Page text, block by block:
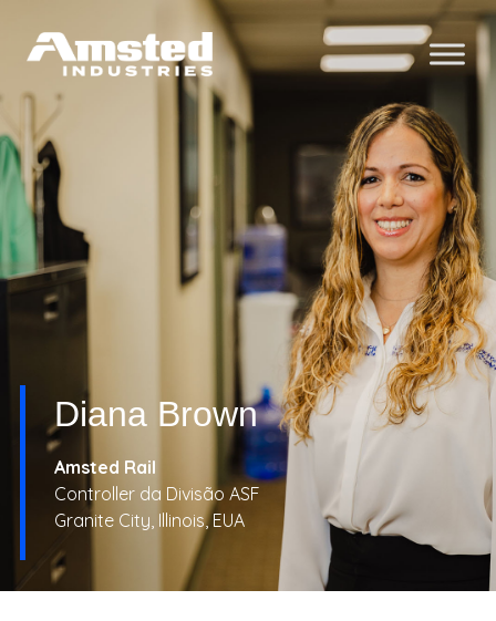
Diana Brown
Amsted Rail
Controller da Divisão ASF
Granite City, Illinois, EUA